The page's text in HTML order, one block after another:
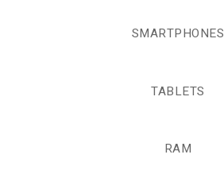
SMARTPHONES
TABLETS
RAM